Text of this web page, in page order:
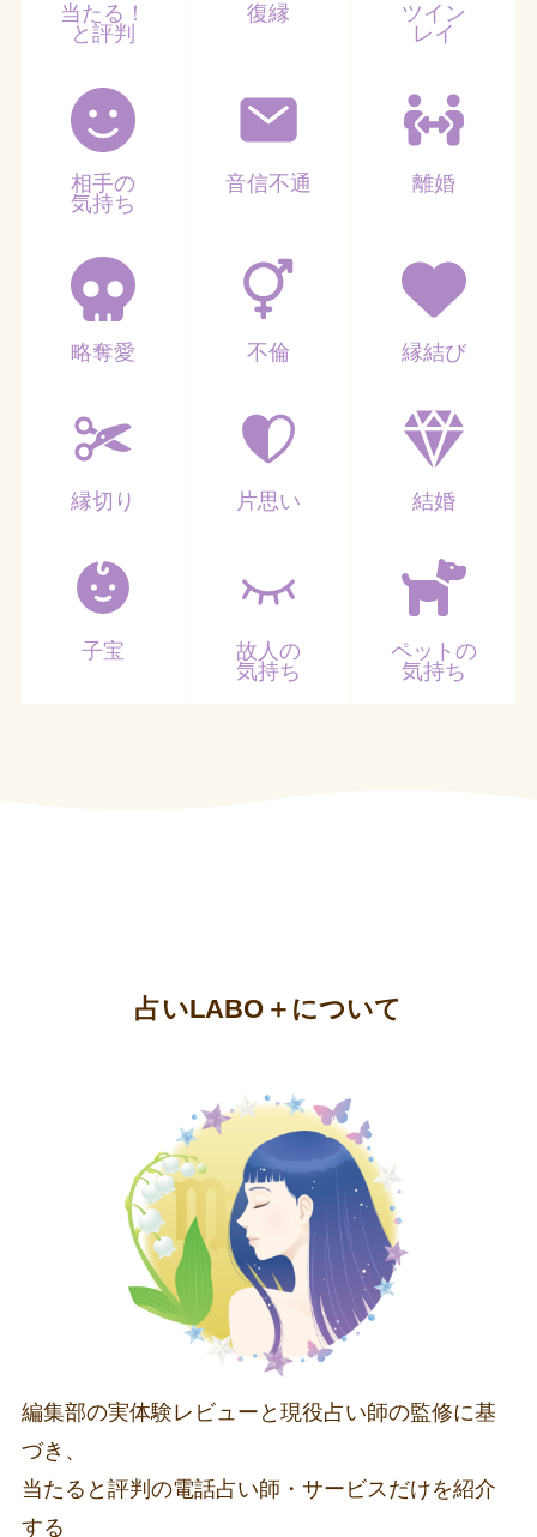
当たる！
と評判
復縁
ツイン
レイ
相手の
気持ち
音信不通 離婚
略奪愛 不倫 縁結び
縁切り 片思い 結婚
子宝
故人の
気持ち
ペットの
気持ち
占いLABO＋ について
編集部の実体験レビューと現役占い師の監修に基
づき、
当たると評判の電話占い師・サービスだけを紹介
する